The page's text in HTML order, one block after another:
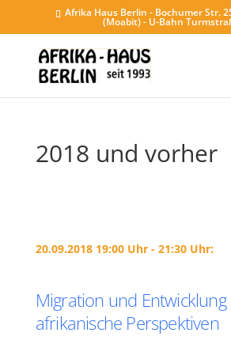
Afrika Haus Berlin - Bochumer Str.
(Moabit) - U-Bahn
2018 und vorher
20.09.2018 19:00 Uhr - 21:30 Uhr:
Migration und Entwicklung
afrikanische Perspektiven